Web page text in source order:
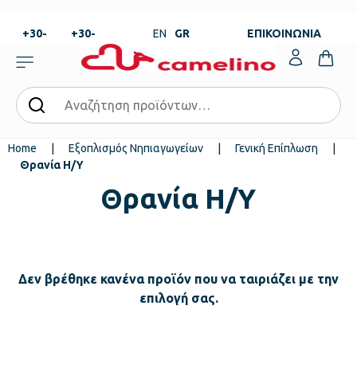
+30-
99273
+30-
23820-
99673
EN GR ΕΠΙΚΟΙΝΩΝΙΑ
Home Εξοπλισμός Νηπιαγωγείων Γενική Επίπλωση
Θρανία Η/Υ
Θρανία Η/Υ
Δεν βρέθηκε κανένα προϊόν που να ταιριάζει με την
επιλογή σας.